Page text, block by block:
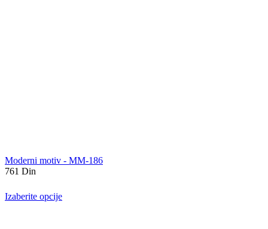
Moderni motiv - MM-186
761 Din
Izaberite opcije